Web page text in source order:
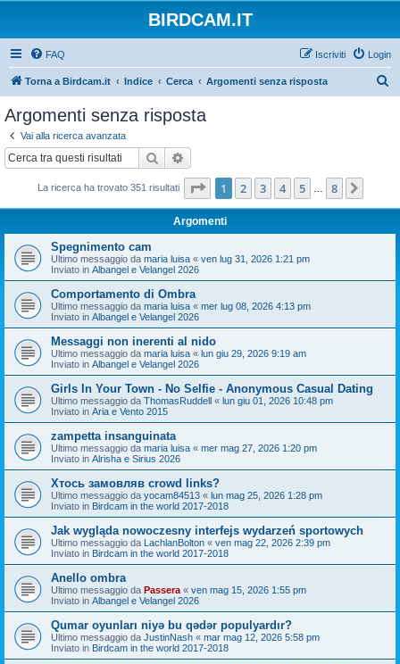
BIRDCAM.IT
FAQ Login
Iscriviti
Torna a Birdcam.it Indice Cerca Argomenti senza risposta
Argomenti senza risposta
Vai alla ricerca avanzata
Cerca
La ricerca ha trovato 351 risultati Pagina di
1 2 3 4 5 8
Argomenti
Spegnimento cam
Ultimo messaggio da maria luisa « ven lug 31, 2026 1:21 pm
Inviato in Albangel e Velangel 2026
Comportamento di Ombra
Ultimo messaggio da maria luisa « mer lug 08, 2026 4:13 pm
Inviato in Albangel e Velangel 2026
Messaggi non inerenti al nido
Ultimo messaggio da maria luisa « lun giu 29, 2026 9:19 am
Inviato in Albangel e Velangel 2026
Girls In Your Town - No Selfie - Anonymous Casual Dating
Ultimo messaggio da ThomasRuddell « lun giu 01, 2026 10:48 pm
Inviato in Aria e Vento 2015
zampetta insanguinata
Ultimo messaggio da maria luisa « mer mag 27, 2026 1:20 pm
Inviato in Alrisha e Sirius 2026
Хтось замовляв crowd links?
Ultimo messaggio da yocam84513 « lun mag 25, 2026 1:28 pm
Inviato in Birdcam in the world 2017-2018
Jak wygląda nowoczesny interfejs wydarzeń sportowych
Ultimo messaggio da LachlanBolton « ven mag 22, 2026 2:39 pm
Inviato in Birdcam in the world 2017-2018
Anello ombra
Ultimo messaggio da Passera « ven mag 15, 2026 1:55 pm
Inviato in Albangel e Velangel 2026
Qumar oyunları niyə bu qədər populyardır?
Ultimo messaggio da JustinNash « mar mag 12, 2026 5:58 pm
Inviato in Birdcam in the world 2017-2018